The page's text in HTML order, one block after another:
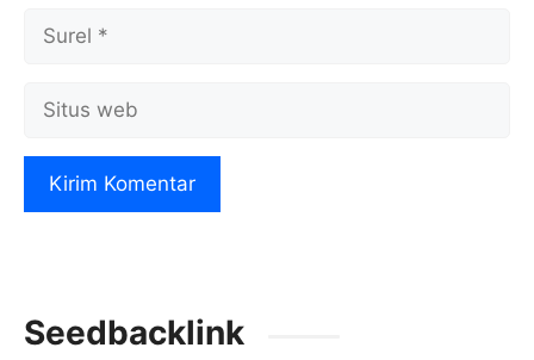
Surel
Situs
web
Seedbacklink